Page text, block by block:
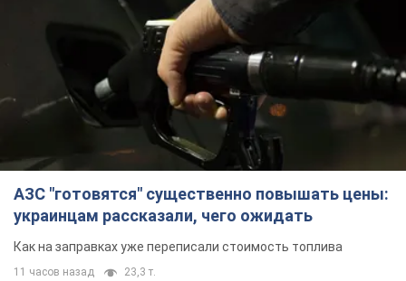
АЗС "готовятся" существенно повышать цены:
украинцам рассказали, чего ожидать
Как на заправках уже переписали стоимость топлива
11 часов назад 23,3 т.